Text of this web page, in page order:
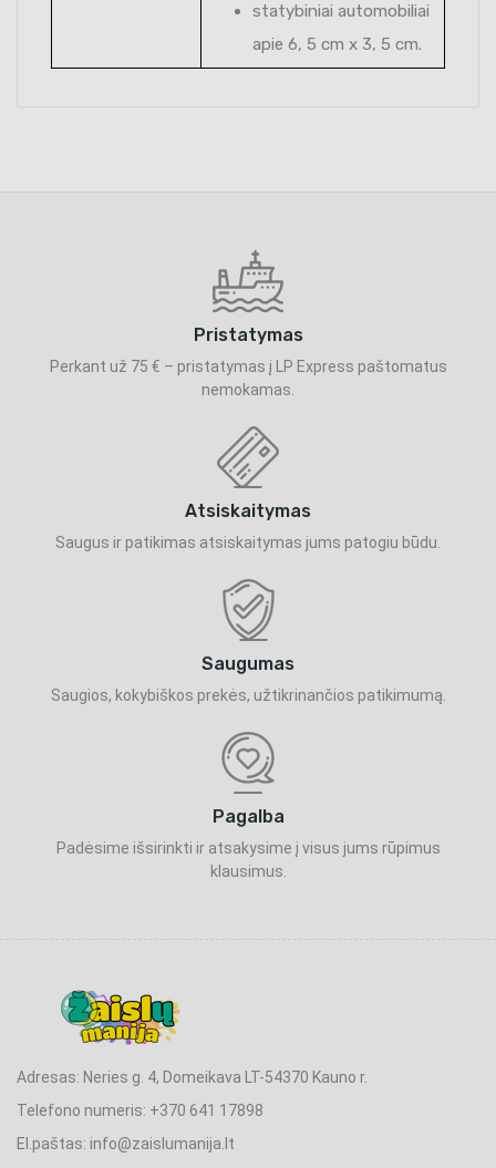
statybiniai automobiliai
apie 6, 5 cm x 3, 5 cm.
Pristatymas
Perkant už 75 € – pristatymas į LP Express paštomatus
nemokamas.
Atsiskaitymas
Saugus ir patikimas atsiskaitymas jums patogiu būdu.
Saugumas
Saugios, kokybiškos prekės, užtikrinančios patikimumą.
Pagalba
Padėsime išsirinkti ir atsakysime į visus jums rūpimus
klausimus.
Adresas: Neries g. 4, Domeikava LT-54370 Kauno r.
Telefono numeris: +370 641 17898
El.paštas: info@zaislumanija.lt